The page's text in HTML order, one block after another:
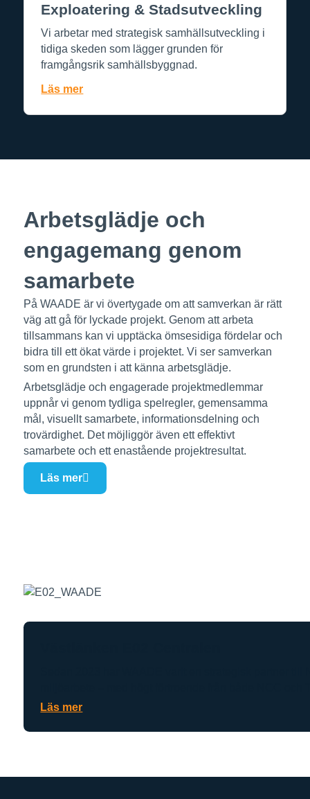
Exploatering & Stadsutveckling
Vi arbetar med strategisk samhällsutveckling i
tidiga skeden som lägger grunden för
framgångsrik samhällsbyggnad.
Läs mer
Arbetsglädje och
engagemang genom
samarbete
På WAADE är vi övertygade om att samverkan är rätt
väg att gå för lyckade projekt. Genom att arbeta
tillsammans kan vi upptäcka ömsesidiga fördelar och
bidra till ett ökat värde i projektet. Vi ser samverkan
som en grundsten i att känna arbetsglädje.
Arbetsglädje och engagerade projektmedlemmar
uppnår vi genom tydliga spelregler, gemensamma
mål, visuellt samarbete, informationsdelning och
trovärdighet. Det möjliggör även ett effektivt
samarbete och ett enastående projektresultat.
Läs mer
Läs mer